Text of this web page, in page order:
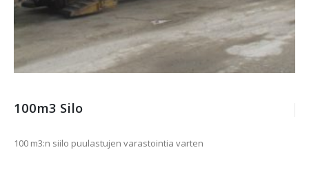
100m3 Silo
100 m3:n siilo puulastujen varastointia varten